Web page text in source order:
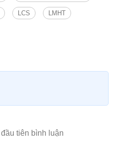
LCS LMHT